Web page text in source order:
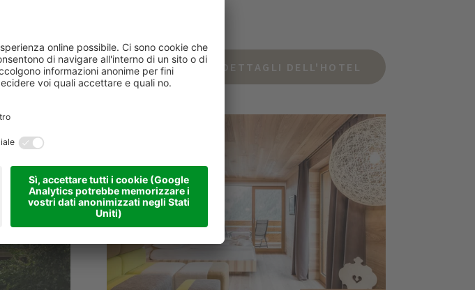
DETTAGLI DELL'HOTEL